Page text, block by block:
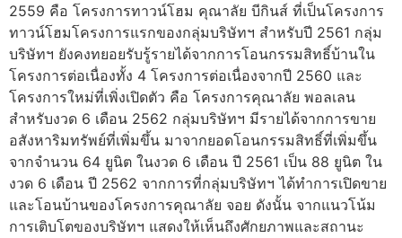
2559 คือ โครงการทาวน์โฮม คุณาลัย บีกินส์ ที่เป็นโครงการ
ทาวน์โฮมโครงการแรกของกลุ่มบริษัทฯ สำหรับปี 2561 กลุ่ม
บริษัทฯ ยังคงทยอยรับรู้รายได้จากการโอนกรรมสิทธิ์บ้านใน
โครงการต่อเนื่องทั้ง 4 โครงการต่อเนื่องจากปี 2560 และ
โครงการใหม่ที่เพิ่งเปิดตัว คือ โครงการคุณาลัย พอลเลน
สำหรับงวด 6 เดือน 2562 กลุ่มบริษัทฯ มีรายได้จากการขาย
อสังหาริมทรัพย์ที่เพิ่มขึ้น มาจากยอดโอนกรรมสิทธิ์ที่เพิ่มขึ้น
จากจำนวน 64 ยูนิต ในงวด 6 เดือน ปี 2561 เป็น 88 ยูนิต ใน
งวด 6 เดือน ปี 2562 จากการที่กลุ่มบริษัทฯ ได้ทำการเปิดขาย
และโอนบ้านของโครงการคุณาลัย จอย ดังนั้น จากแนวโน้ม
การเติบโตของบริษัทฯ แสดงให้เห็นถึงศักยภาพและสถานะ